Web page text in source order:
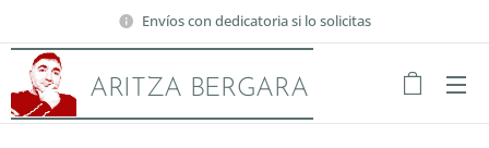
Envíos con dedicatoria si lo solicitas
ARITZA BERGARA